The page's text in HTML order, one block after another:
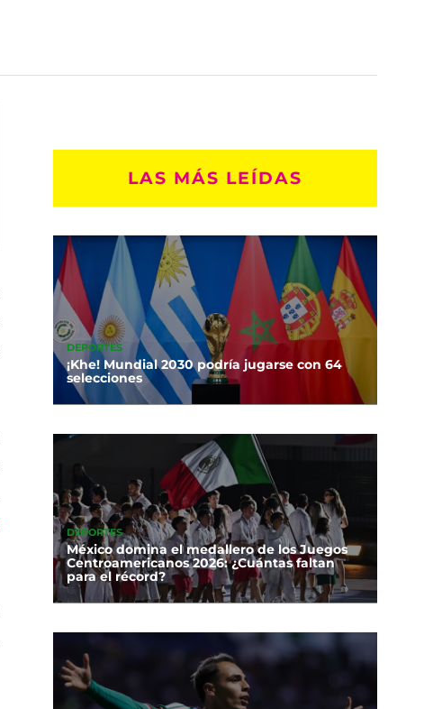
LAS MÁS LEÍDAS
DEPORTES
¡Khe! Mundial 2030 podría jugarse con 64
selecciones
DEPORTES
México domina el medallero de los Juegos
Centroamericanos 2026: ¿Cuántas faltan
para el récord?